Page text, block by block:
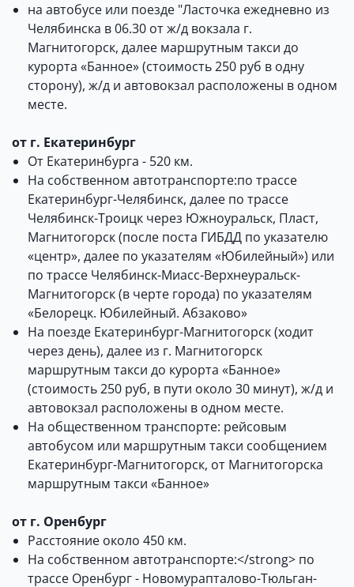
на автобусе или поезде "Ласточка ежедневно из
Челябинска в 06.30 от ж/д вокзала г.
Магнитогорск, далее маршрутным такси до
курорта «Банное» (стоимость 250 руб в одну
сторону), ж/д и автовокзал расположены в одном
месте.
от г. Екатеринбург
От Екатеринбурга - 520 км.
На собственном автотранспорте:по трассе
Екатеринбург-Челябинск, далее по трассе
Челябинск-Троицк через Южноуральск, Пласт,
Магнитогорск (после поста ГИБДД по указателю
«центр», далее по указателям «Юбилейный») или
по трассе Челябинск-Миасс-Верхнеуральск-
Магнитогорск (в черте города) по указателям
«Белорецк. Юбилейный. Абзаково»
На поезде Екатеринбург-Магнитогорск (ходит
через день), далее из г. Магнитогорск
маршрутным такси до курорта «Банное»
(стоимость 250 руб, в пути около 30 минут), ж/д и
автовокзал расположены в одном месте.
На общественном транспорте: рейсовым
автобусом или маршрутным такси сообщением
Екатеринбург-Магнитогорск, от Магнитогорска
маршрутным такси «Банное»
от г. Оренбург
Расстояние около 450 км.
На собственном автотранспорте:</strong> по
трассе Оренбург - Новомурапталово-Тюльган-